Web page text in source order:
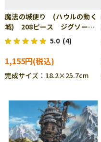
魔法の城便り (ハウルの動く
城) 208ピース ジグソーパ
ズル ENS-208-AC27
5.0 (4)
1,155円
完成サイズ：18.2×25.7cm